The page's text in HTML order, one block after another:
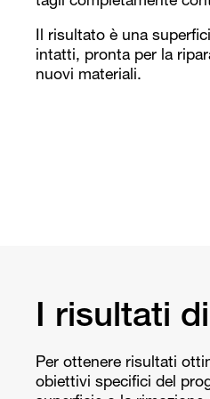
Il risultato è una
intatti, pronta per la
nuovi materiali.
I risultati
Per ottenere risultati
obiettivi specifici del